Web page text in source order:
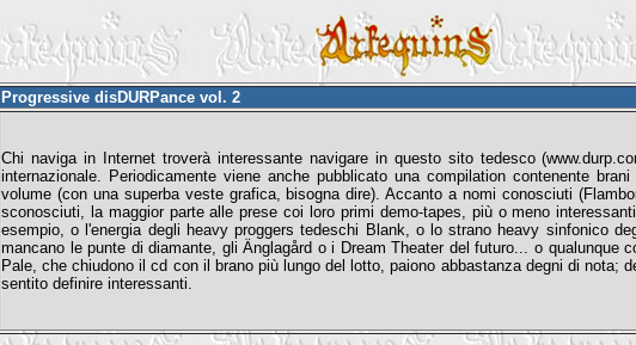
Progressive disDURPance vol. 2
Chi naviga in Internet troverà interessante navigare in questo sito tedesco
internazionale. Periodicamente viene anche pubblicato una compilation contenente
volume (con una superba veste grafica, bisogna dire). Accanto a nomi conosciuti
sconosciuti, la maggior parte alle prese coi loro primi demo-tapes, più o meno
esempio, o l'energia degli heavy proggers tedeschi Blank, o lo strano heavy sinfonico
mancano le punte di diamante, gli Änglagård o i Dream Theater del futuro... o qualunque
Pale, che chiudono il cd con il brano più lungo del lotto, paiono abbastanza degni di nota;
sentito definire interessanti.